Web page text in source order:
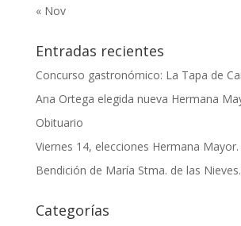
« Nov
Entradas recientes
Concurso gastronómico: La Tapa de
Ana Ortega elegida nueva Hermana
Obituario
Viernes 14, elecciones Hermana Mayor.
Bendición de María Stma. de las Nieves.
Categorías